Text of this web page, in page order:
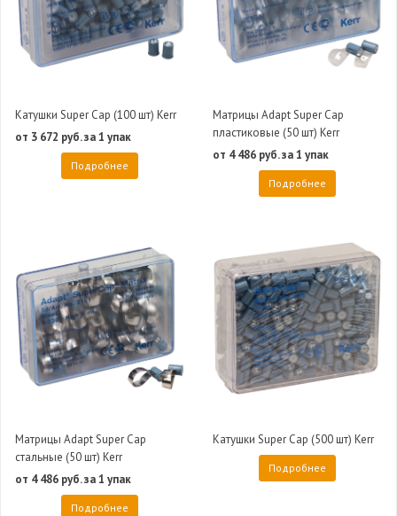
Катушки Super Cap (100 шт) Kerr
от 3 672 руб. за 1 упак
Подробнее
Матрицы Adapt Super Cap
пластиковые (50 шт) Kerr
от 4 486 руб. за 1 упак
Подробнее
Матрицы Adapt Super Cap
стальные (50 шт) Kerr
от 4 486 руб. за 1 упак
Подробнее
Катушки Super Cap (500 шт) Kerr
Подробнее